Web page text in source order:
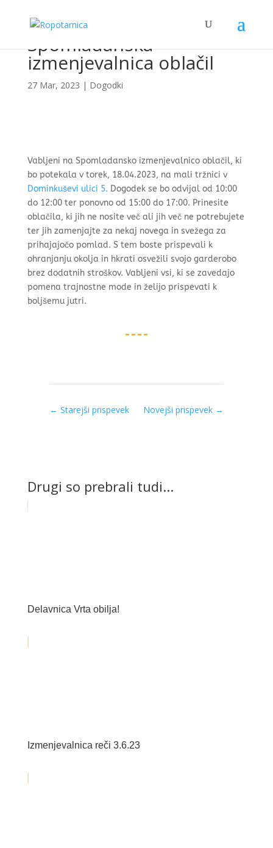
Spomladanska
izmenjevalnica oblačil
27 Mar, 2023 | Dogodki
Vabljeni na Spomladansko izmenjevalnico oblačil, ki
bo potekala v torek, 18.04.2023, na mali tržnici v
Dominkuševi ulici 5. Dogodek se bo odvijal od 10:00
do 12:00 ter ponovno od 15:00 do 17:00. Prinesite
oblačila, ki jih ne nosite več ali jih več ne potrebujete
ter jih zamenjajte za nekaj novega in svežega za
prihajajočo pomlad. S tem boste prispevali k
ohranjanju okolja in hkrati osvežili svojo garderobo
brez dodatnih stroškov. Vabljeni vsi, ki se zavedajo
pomena trajnostne mode in želijo prispevati k
boljšemu jutri.
← Starejši prispevek Novejši prispevek →
Drugi so prebrali tudi...
Delavnica Vrta obilja!
Izmenjevalnica reči 3.6.23